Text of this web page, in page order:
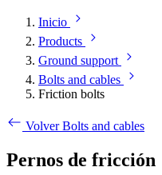
Inicio
Products
Ground support
Bolts and cables
Friction bolts
Volver Bolts and cables
Pernos de fricción